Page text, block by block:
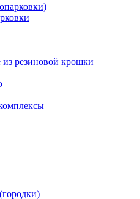
резиновой крошки